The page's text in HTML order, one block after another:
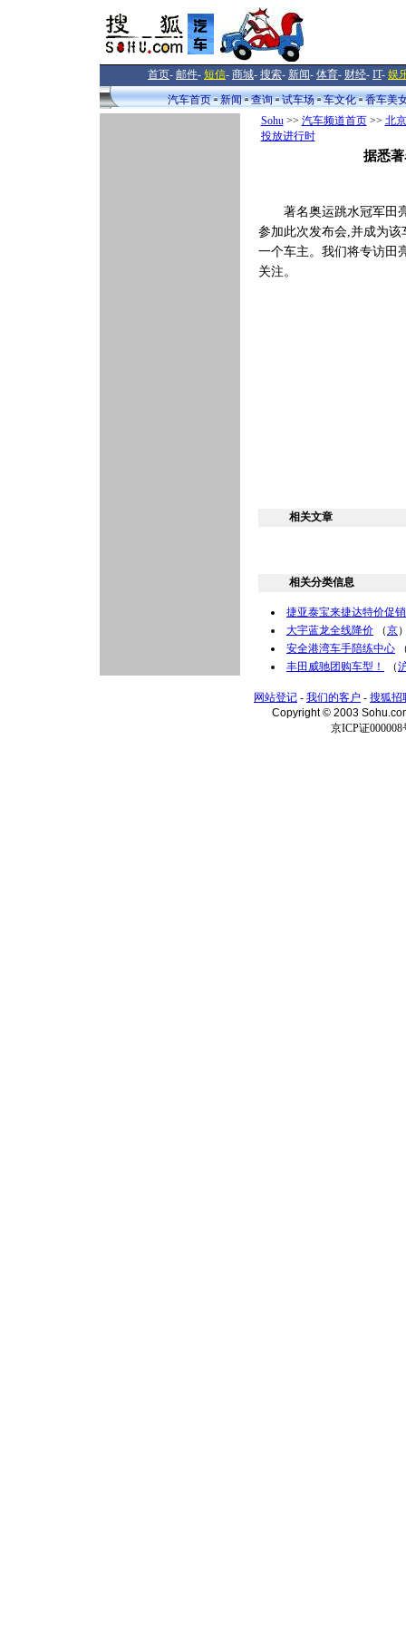
首页- 邮件- 短信- 商城- 搜索- 新闻- 体育- 财经- IT- 娱
汽车首页
新闻 查询 试车场 车文化
香车美
Sohu>> 汽车频道首页>> 北
投放进行时
据悉
著名奥运跳水冠军田
参加此次发布会,并成为该
一个车主。我们将专访田
关注。
相关文章
相关分类信息
捷亚泰宝来捷达特价促销
大宇蓝龙全线降价 （京
安全港湾车手陪练中心
丰田威驰团购车型！
（
网站登记 - 我们的客户 - 搜狐招
Copyright © 2003
京ICP证